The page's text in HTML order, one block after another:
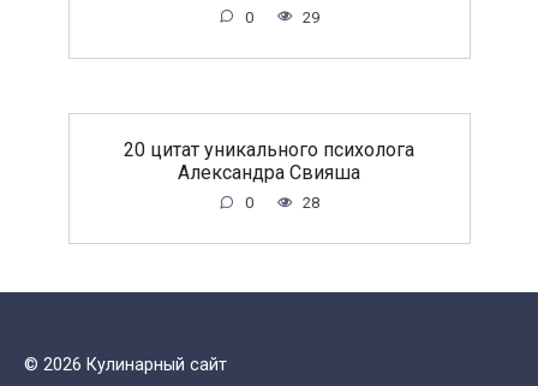
0 29
20 цитат уникального психолога
Александра Свияша
0 28
© 2026 Кулинарный сайт